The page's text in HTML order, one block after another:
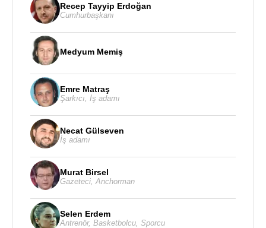
Recep Tayyip Erdoğan
Cumhurbaşkanı
Medyum Memiş
Emre Matraş
Şarkıcı İş adamı
Necat Gülseven
İş adamı
Murat Birsel
Gazeteci Anchorman
Selen Erdem
Antrenör, Basketbolcu Sporcu